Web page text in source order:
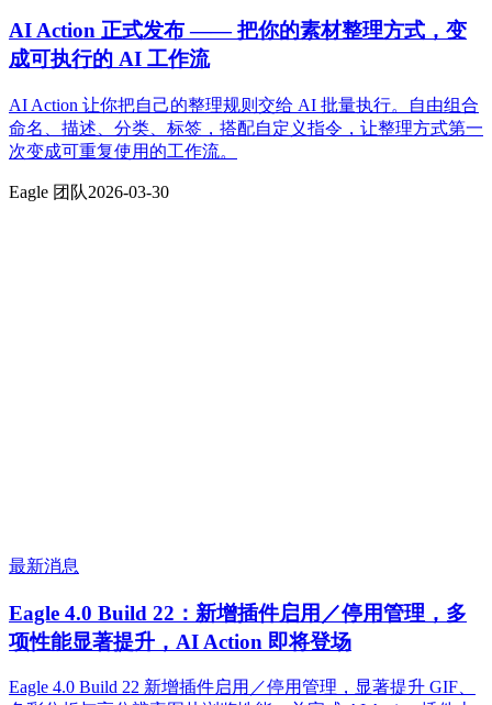
AI Action 正式发布 —— 把你的素材整理方式，变
成可执行的 AI 工作流
AI Action 让你把自己的整理规则交给 AI 批量执行。自由组合
命名、描述、分类、标签，搭配自定义指令，让整理方式第一
次变成可重复使用的工作流。
Eagle 团队2026-03-30
最新消息
Eagle 4.0 Build 22：新增插件启用／停用管理，多
项性能显著提升，AI Action 即将登场
Eagle 4.0 Build 22 新增插件启用／停用管理，显著提升 GIF、